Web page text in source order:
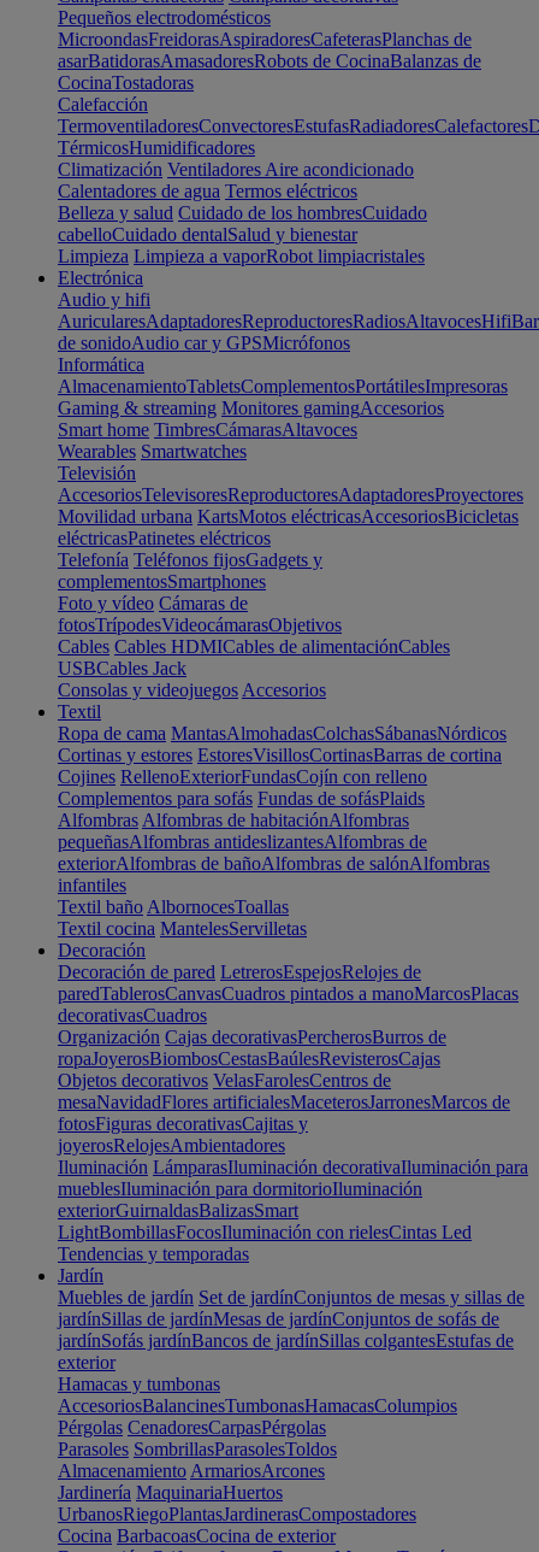
Pequeños electrodomésticos
MicroondasFreidorasAspiradoresCafeterasPlanchas de
asarBatidorasAmasadoresRobots de CocinaBalanzas de
CocinaTostadoras
Calefacción
TermoventiladoresConvectoresEstufasRadiadoresCalefactores
TérmicosHumidificadores
Climatización Ventiladores Aire acondicionado
Calentadores de agua Termos eléctricos
Belleza y salud Cuidado de los hombresCuidado
cabelloCuidado dentalSalud y bienestar
Limpieza Limpieza a vaporRobot limpiacristales
Electrónica
Audio y hifi
AuricularesAdaptadoresReproductoresRadiosAltavocesHifi
de sonidoAudio car y GPSMicrófonos
Informática
AlmacenamientoTabletsComplementosPortátilesImpresoras
Gaming & streaming Monitores gamingAccesorios
Smart home TimbresCámarasAltavoces
Wearables Smartwatches
Televisión
AccesoriosTelevisoresReproductoresAdaptadoresProyectores
Movilidad urbana KartsMotos eléctricasAccesoriosBicicletas
eléctricasPatinetes eléctricos
Telefonía Teléfonos fijosGadgets y
complementosSmartphones
Foto y vídeo Cámaras de
fotosTrípodesVideocámarasObjetivos
Cables Cables HDMICables de alimentaciónCables
USBCables Jack
Consolas y videojuegos Accesorios
Textil
Ropa de cama MantasAlmohadasColchasSábanasNórdicos
Cortinas y estores EstoresVisillosCortinasBarras de cortina
Cojines RellenoExteriorFundasCojín con relleno
Complementos para sofás Fundas de sofásPlaids
Alfombras Alfombras de habitaciónAlfombras
pequeñasAlfombras antideslizantesAlfombras de
exteriorAlfombras de bañoAlfombras de salónAlfombras
infantiles
Textil baño AlbornocesToallas
Textil cocina MantelesServilletas
Decoración
Decoración de pared LetrerosEspejosRelojes de
paredTablerosCanvasCuadros pintados a manoMarcosPlacas
decorativasCuadros
Organización Cajas decorativasPercherosBurros de
ropaJoyerosBiombosCestasBaúlesRevisterosCajas
Objetos decorativos VelasFarolesCentros de
mesaNavidadFlores artificialesMaceterosJarronesMarcos de
fotosFiguras decorativasCajitas y
joyerosRelojesAmbientadores
Iluminación LámparasIluminación decorativaIluminación para
mueblesIluminación para dormitorioIluminación
exteriorGuirnaldasBalizasSmart
LightBombillasFocosIluminación con rielesCintas Led
Tendencias y temporadas
Jardín
Muebles de jardín Set de jardínConjuntos de mesas y sillas de
jardínSillas de jardínMesas de jardínConjuntos de sofás de
jardínSofás jardínBancos de jardínSillas colgantesEstufas de
exterior
Hamacas y tumbonas
AccesoriosBalancinesTumbonasHamacasColumpios
Pérgolas CenadoresCarpasPérgolas
Parasoles SombrillasParasolesToldos
Almacenamiento ArmariosArcones
Jardinería MaquinariaHuertos
UrbanosRiegoPlantasJardinerasCompostadores
Cocina BarbacoasCocina de exterior